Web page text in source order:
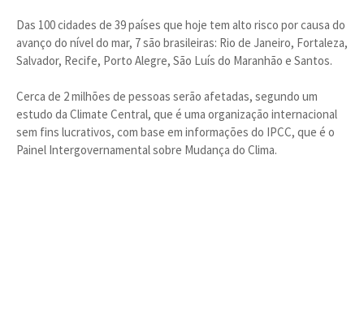
Das 100 cidades de 39 países que hoje tem alto risco por causa do
avanço do nível do mar, 7 são brasileiras: Rio de Janeiro, Fortaleza,
Salvador, Recife, Porto Alegre, São Luís do Maranhão e Santos.
Cerca de 2 milhões de pessoas serão afetadas, segundo um
estudo da Climate Central, que é uma organização internacional
sem fins lucrativos, com base em informações do IPCC, que é o
Painel Intergovernamental sobre Mudança do Clima.